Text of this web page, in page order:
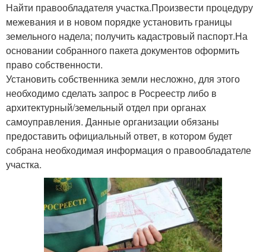
Найти правообладателя участка.Произвести процедуру
межевания и в новом порядке установить границы
земельного надела; получить кадастровый паспорт.На
основании собранного пакета документов оформить
право собственности.
Установить собственника земли несложно, для этого
необходимо сделать запрос в Росреестр либо в
архитектурный/земельный отдел при органах
самоуправления. Данные организации обязаны
предоставить официальный ответ, в котором будет
собрана необходимая информация о правообладателе
участка.